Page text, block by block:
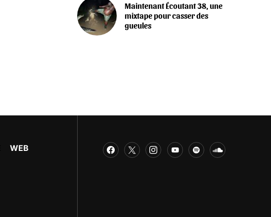
Maintenant Écoutant 38, une
mixtape pour casser des
gueules
WEB